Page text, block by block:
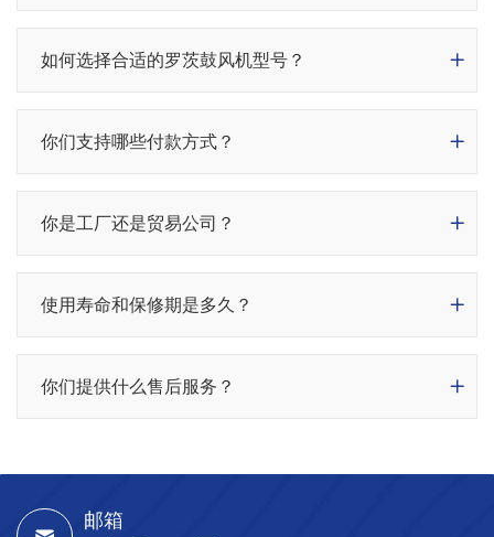
如何选择合适的罗茨鼓风机型号？
你们支持哪些付款方式？
你是工厂还是贸易公司？
使用寿命和保修期是多久？
你们提供什么售后服务？
邮箱